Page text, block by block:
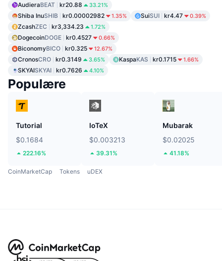
AudieraBEAT kr20.88 33.21%
Shiba InuSHIB kr0.00002982 1.35% SuiSUI kr4.47 0.39%
ZcashZEC kr3,334.23 1.72%
DogecoinDOGE kr0.4527 0.66%
BiconomyBICO kr0.325 12.67%
CronosCRO kr0.3149 3.65% KaspaKAS kr0.1715 1.66%
SKYAISKYAI kr0.7626 4.10%
Populære
Tutorial
$0.1684
222.16%
IoTeX
$0.003213
39.31%
Mubarak
$0.02025
41.18%
CoinMarketCap Tokens uDEX